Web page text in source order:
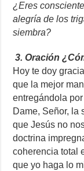
¿Eres
alegría de los
siembra?
3. Oración
Hoy te doy
que la mejor
entregándola
Dame, Señor, la
que Jesús no
doctrina
coherencia total
que yo haga lo